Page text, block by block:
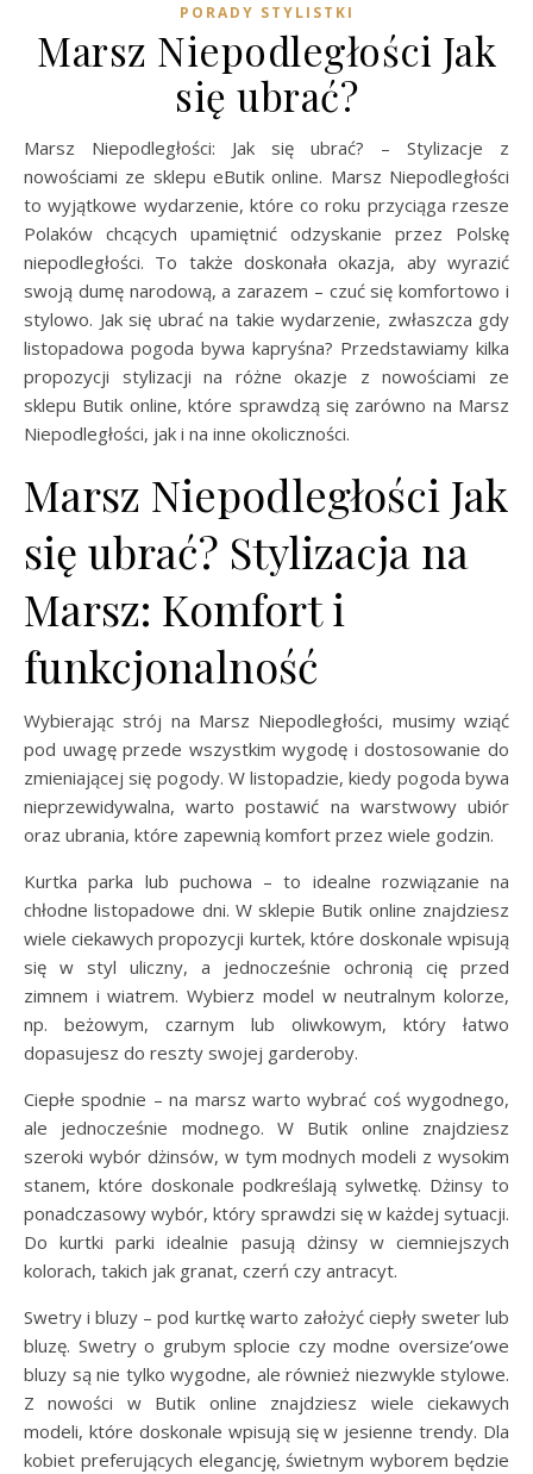
PORADY STYLISTKI
Marsz Niepodległości Jak
się ubrać?
Marsz Niepodległości: Jak się ubrać? – Stylizacje z
nowościami ze sklepu eButik online. Marsz Niepodległości
to wyjątkowe wydarzenie, które co roku przyciąga rzesze
Polaków chcących upamiętnić odzyskanie przez Polskę
niepodległości. To także doskonała okazja, aby wyrazić
swoją dumę narodową, a zarazem – czuć się komfortowo i
stylowo. Jak się ubrać na takie wydarzenie, zwłaszcza gdy
listopadowa pogoda bywa kapryśna? Przedstawiamy kilka
propozycji stylizacji na różne okazje z nowościami ze
sklepu Butik online, które sprawdzą się zarówno na Marsz
Niepodległości, jak i na inne okoliczności.
Marsz Niepodległości Jak
się ubrać? Stylizacja na
Marsz: Komfort i
funkcjonalność
Wybierając strój na Marsz Niepodległości, musimy wziąć
pod uwagę przede wszystkim wygodę i dostosowanie do
zmieniającej się pogody. W listopadzie, kiedy pogoda bywa
nieprzewidywalna, warto postawić na warstwowy ubiór
oraz ubrania, które zapewnią komfort przez wiele godzin.
Kurtka parka lub puchowa – to idealne rozwiązanie na
chłodne listopadowe dni. W sklepie Butik online znajdziesz
wiele ciekawych propozycji kurtek, które doskonale wpisują
się w styl uliczny, a jednocześnie ochronią cię przed
zimnem i wiatrem. Wybierz model w neutralnym kolorze,
np. beżowym, czarnym lub oliwkowym, który łatwo
dopasujesz do reszty swojej garderoby.
Ciepłe spodnie – na marsz warto wybrać coś wygodnego,
ale jednocześnie modnego. W Butik online znajdziesz
szeroki wybór dżinsów, w tym modnych modeli z wysokim
stanem, które doskonale podkreślają sylwetkę. Dżinsy to
ponadczasowy wybór, który sprawdzi się w każdej sytuacji.
Do kurtki parki idealnie pasują dżinsy w ciemniejszych
kolorach, takich jak granat, czerń czy antracyt.
Swetry i bluzy – pod kurtkę warto założyć ciepły sweter lub
bluzę. Swetry o grubym splocie czy modne oversize’owe
bluzy są nie tylko wygodne, ale również niezwykle stylowe.
Z nowości w Butik online znajdziesz wiele ciekawych
modeli, które doskonale wpisują się w jesienne trendy. Dla
kobiet preferujących elegancję, świetnym wyborem będzie